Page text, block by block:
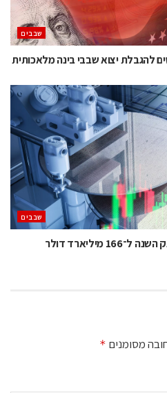
‫שבבים‬
להגבלת יצוא שבבי בינה מלאכותית
‫שבבים‬
מסומנים *